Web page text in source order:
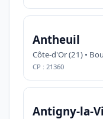
Antheuil
Côte-d'Or (21) •
CP : 21360
Antigny-la-